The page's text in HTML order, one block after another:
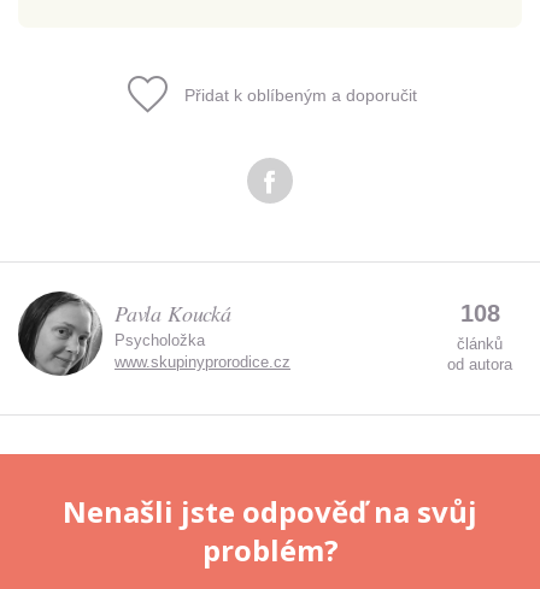
Odeslat
Přidat k oblíbeným a doporučit
Pavla Koucká
Psycholožka
www.skupinyprorodice.cz
108
článků
od autora
Nenašli jste odpověď na svůj
problém?